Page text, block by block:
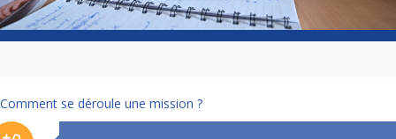
Comment se déroule une mission ?